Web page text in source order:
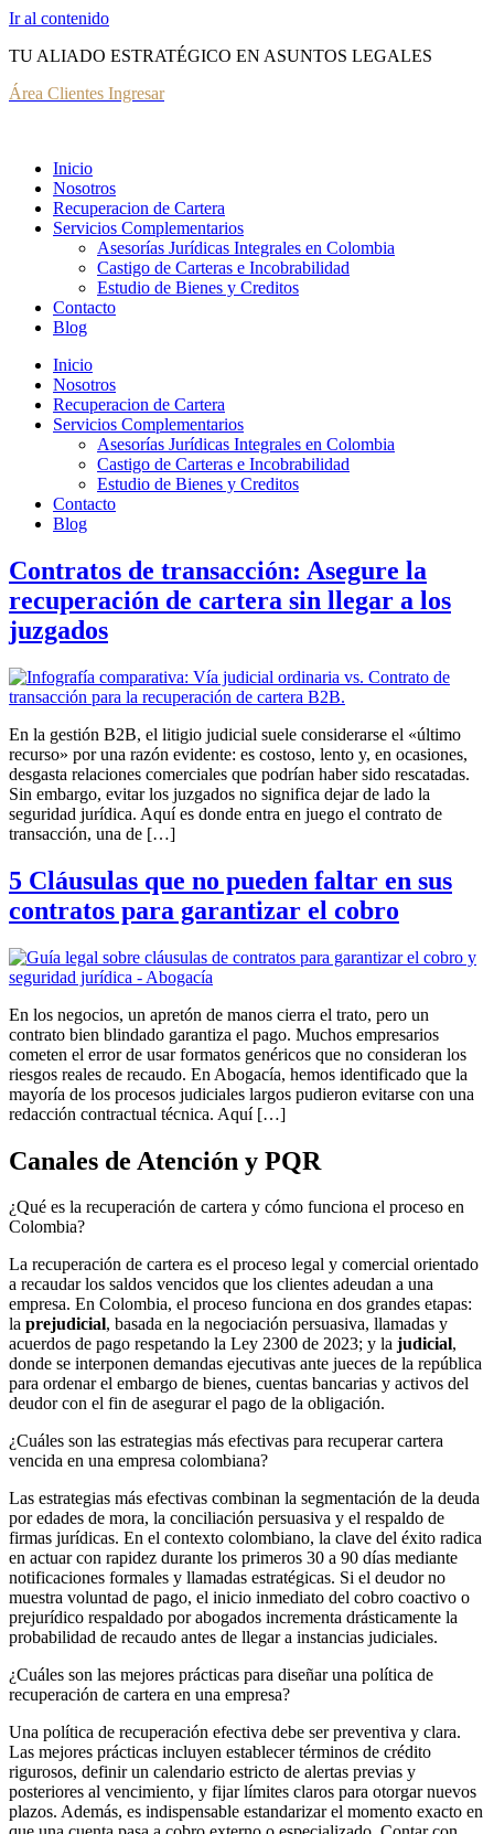
Ir al contenido
TU ALIADO ESTRATÉGICO EN ASUNTOS LEGALES
Área Clientes Ingresar
Inicio
Nosotros
Recuperacion de Cartera
Servicios Complementarios
Asesorías Jurídicas Integrales en Colombia
Castigo de Carteras e Incobrabilidad
Estudio de Bienes y Creditos
Contacto
Blog
Inicio
Nosotros
Recuperacion de Cartera
Servicios Complementarios
Asesorías Jurídicas Integrales en Colombia
Castigo de Carteras e Incobrabilidad
Estudio de Bienes y Creditos
Contacto
Blog
Contratos de transacción: Asegure la
recuperación de cartera sin llegar a los
juzgados
En la gestión B2B, el litigio judicial suele considerarse el «último
recurso» por una razón evidente: es costoso, lento y, en ocasiones,
desgasta relaciones comerciales que podrían haber sido rescatadas.
Sin embargo, evitar los juzgados no significa dejar de lado la
seguridad jurídica. Aquí es donde entra en juego el contrato de
transacción, una de […]
5 Cláusulas que no pueden faltar en sus
contratos para garantizar el cobro
En los negocios, un apretón de manos cierra el trato, pero un
contrato bien blindado garantiza el pago. Muchos empresarios
cometen el error de usar formatos genéricos que no consideran los
riesgos reales de recaudo. En Abogacía, hemos identificado que la
mayoría de los procesos judiciales largos pudieron evitarse con una
redacción contractual técnica. Aquí […]
Canales de Atención y PQR
¿Qué es la recuperación de cartera y cómo funciona el proceso en
Colombia?
La recuperación de cartera es el proceso legal y comercial orientado
a recaudar los saldos vencidos que los clientes adeudan a una
empresa. En Colombia, el proceso funciona en dos grandes etapas:
la prejudicial, basada en la negociación persuasiva, llamadas y
acuerdos de pago respetando la Ley 2300 de 2023; y la judicial,
donde se interponen demandas ejecutivas ante jueces de la república
para ordenar el embargo de bienes, cuentas bancarias y activos del
deudor con el fin de asegurar el pago de la obligación.
¿Cuáles son las estrategias más efectivas para recuperar cartera
vencida en una empresa colombiana?
Las estrategias más efectivas combinan la segmentación de la deuda
por edades de mora, la conciliación persuasiva y el respaldo de
firmas jurídicas. En el contexto colombiano, la clave del éxito radica
en actuar con rapidez durante los primeros 30 a 90 días mediante
notificaciones formales y llamadas estratégicas. Si el deudor no
muestra voluntad de pago, el inicio inmediato del cobro coactivo o
prejurídico respaldado por abogados incrementa drásticamente la
probabilidad de recaudo antes de llegar a instancias judiciales.
¿Cuáles son las mejores prácticas para diseñar una política de
recuperación de cartera en una empresa?
Una política de recuperación efectiva debe ser preventiva y clara.
Las mejores prácticas incluyen establecer términos de crédito
rigurosos, definir un calendario estricto de alertas previas y
posteriores al vencimiento, y fijar límites claros para otorgar nuevos
plazos. Además, es indispensable estandarizar el momento exacto en